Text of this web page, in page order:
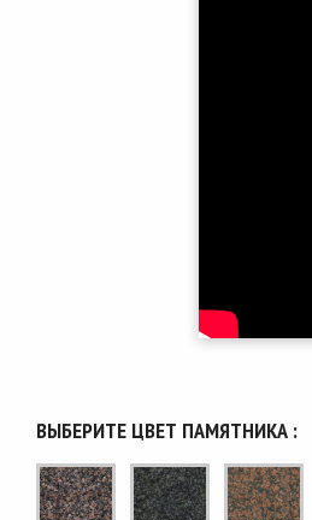
ВЫБЕРИТЕ ЦВЕТ ПАМЯТНИКА :